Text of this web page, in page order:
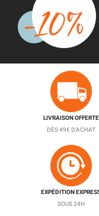
LIVRAISON OFFERTE
DÈS 49€ D'ACHAT
EXPÉDITION
SOUS 24H